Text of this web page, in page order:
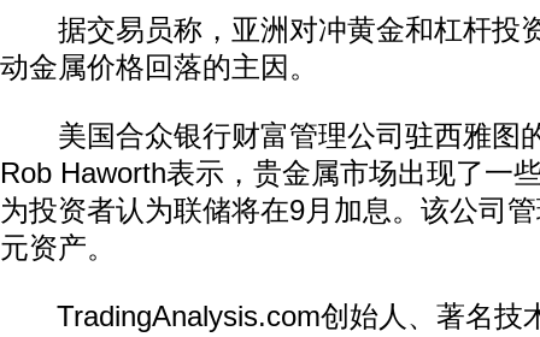
据交易员称，亚洲对冲黄金和杠杆投
动金属价格回落的主因。
美国合众银行财富管理公司驻西雅图
Rob Haworth表示，贵金属市场出现了一
为投资者认为联储将在9月加息。该公司
元资产。
TradingAnalysis.com创始人、著名技